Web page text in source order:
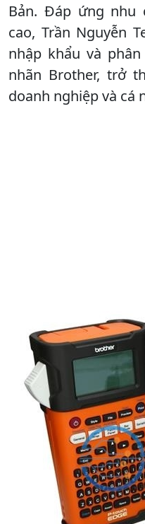
Bản. Đáp ứng nhu
cao, Trần Nguyễn
nhập khẩu và
nhãn Brother, trở
doanh nghiệp và cá